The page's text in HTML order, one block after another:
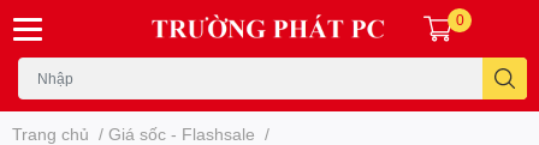
0
Trang chủ / Giá sốc - Flashsale /